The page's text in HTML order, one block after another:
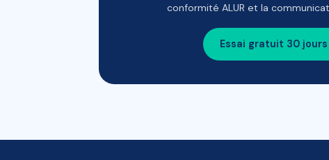
conformité ALUR et la
Essai gratuit 30